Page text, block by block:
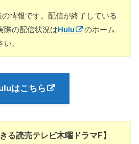
情報です。配信が終了している
際の配信状況はHulu
のホーム
。
はこちら
る読売テレビ木曜ドラマF】